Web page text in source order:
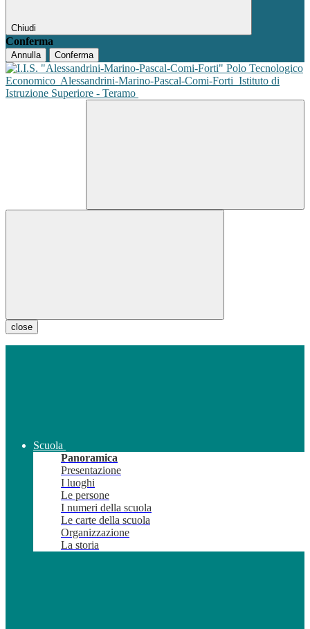
Chiudi
Conferma
Annulla Conferma
Polo Tecnologico
Economico Alessandrini-Marino-Pascal-Comi-Forti Istituto di
Istruzione Superiore - Teramo
close
Scuola
Panoramica
Presentazione
I luoghi
Le persone
I numeri della scuola
Le carte della scuola
Organizzazione
La storia